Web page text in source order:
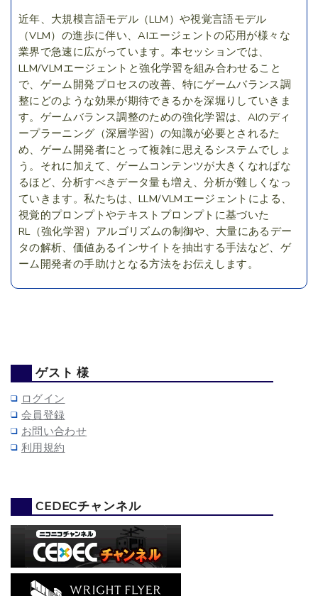
近年、大規模言語モデル（LLM）や視覚言語モデル
（VLM）の進歩に伴い、AIエージェントの応用が様々な
業界で急速に広がっています。本セッションでは、
LLM/VLMエージェントと強化学習を組み合わせること
で、ゲーム開発プロセスの改善、特にゲームバランス調
整にどのような効果が期待できるかを深堀りしていきま
す。ゲームバランス調整のための強化学習は、AIのディ
ープラーニング（深層学習）の知識が必要とされるた
め、ゲーム開発者にとって複雑に思えるシステムでしょ
う。それに加えて、ゲームコンテンツが大きくなればな
るほど、分析すべきデータ量も増え、分析が難しくなっ
ていきます。私たちは、LLM/VLMエージェントによる、
視覚的プロンプトやテキストプロンプトに基づいた
RL（強化学習）アルゴリズムの制御や、大量にあるデー
タの解析、価値あるインサイトを抽出する手法など、ゲ
ーム開発者の手助けとなる方法をお伝えします。
ゲスト 様
ログイン
会員登録
お問い合わせ
利用規約
CEDECチャンネル